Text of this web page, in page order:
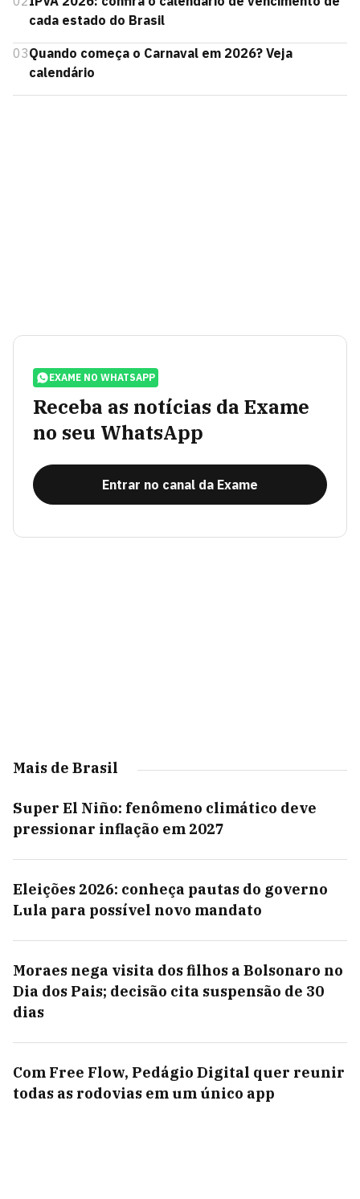
cada estado do Brasil
03Quando começa o Carnaval em 2026? Veja
calendário
EXAME NO WHATSAPP
Receba as notícias da Exame
no seu WhatsApp
Entrar no canal da Exame
Mais de Brasil
Super El Niño: fenômeno climático deve
pressionar inflação em 2027
Eleições 2026: conheça pautas do governo
Lula para possível novo mandato
Moraes nega visita dos filhos a Bolsonaro no
Dia dos Pais; decisão cita suspensão de 30
dias
Com Free Flow, Pedágio Digital quer reunir
todas as rodovias em um único app